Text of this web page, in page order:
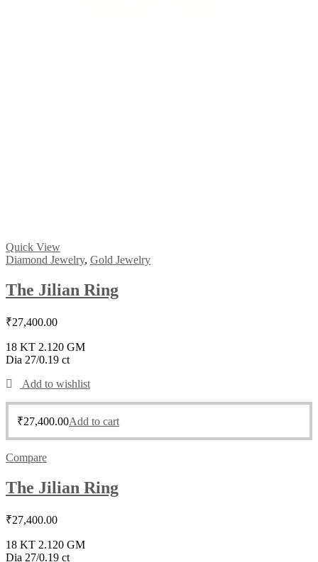
Quick View
Diamond Jewelry, Gold Jewelry
The Jilian Ring
₹27,400.00
18 KT 2.120 GM
Dia 27/0.19 ct
Add to wishlist
₹27,400.00Add to cart
Compare
The Jilian Ring
₹27,400.00
18 KT 2.120 GM
Dia 27/0.19 ct